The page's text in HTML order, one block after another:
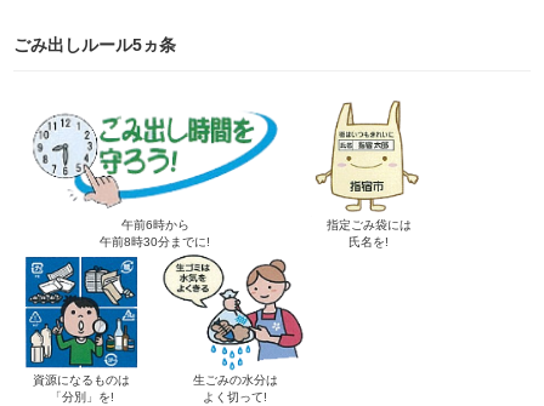
ごみ出しルール5ヵ条
午前6時から
午前8時30分までに!
指定ごみ袋には
氏名を!
資源になるものは
「分別」を!
生ごみの水分は
よく切って!